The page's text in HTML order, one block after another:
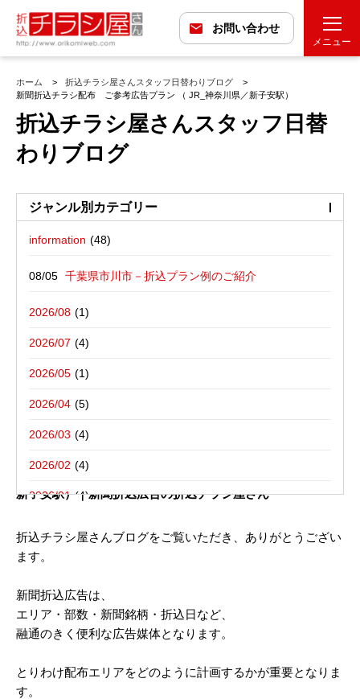
お問い合わせ
メニュー
ホーム
折込チラシ屋さんスタッフ日替わりブログ
新聞折込チラシ配布 ご参考広告プラン （ JR_神奈川県／新子安駅）
折込チラシ屋さんスタッフ日替
わりブログ
ジャンル別カテゴリー
information
折込広告配布プラン
最近の投稿
千葉県市川市－折込プラン例のご紹介
千葉県松戸市－折込プラン例のご紹介
愛媛県松山市－折込プラン例のご紹介
栃木県宇都宮市－折込プラン例のご紹介
東京都八王子市－折込プラン例のご紹介
バックナンバー
2026/08
2026/07
2026/05
2026/04
2026/03
2026/02
2026/01
2025/10
2025/08
2025/07
2025/05
デザイン・チラシ・印刷・折込配布を
一括でお受けする折込チラシ屋さんブ
新聞折込チラシ配布 ご参考広告プラン （ JR_神奈川県／
新子安駅）｜新聞折込広告の折込チラシ屋さん
折込チラシ屋さんブログをご覧いただき、ありがとうござい
ます。
新聞折込広告は、
エリア・部数・新聞銘柄・折込日など、
融通のきく便利な広告媒体となります。
とりわけ配布エリアをどのように計画するかが重要となりま
す。